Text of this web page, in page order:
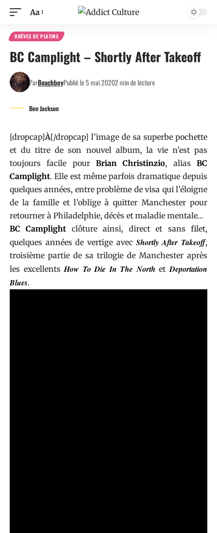
Aa
BRÈVES DE PLATINE
BC Camplight – Shortly After Takeoff
ParBeachboyPublié le 5 mai 20202 min de lecture
Ben Jackson
[dropcap]À[/dropcap] l’image de sa superbe pochette
et du titre de son nouvel album, la vie n’est pas
toujours facile pour Brian Christinzio, aliasBC
Camplight. Elle est même parfois dramatique depuis
quelques années, entre problème de visa qui l’éloigne
de la famille et l’oblige à quitter Manchester pour
retourner à Philadelphie, décès et maladie mentale…
BC Camplight clôture ainsi, direct et sans filet,
quelques années de vertige avec Shortly After Takeoff,
troisième partie de sa trilogie de Manchester après
les excellentsHow To Die In The North etDeportation
Blues.